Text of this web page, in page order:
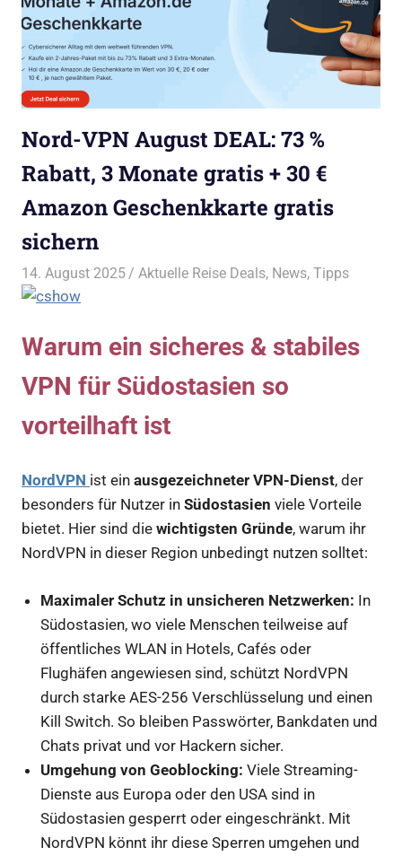
Nord-VPN August DEAL: 73 %
Rabatt, 3 Monate gratis + 30 €
Amazon Geschenkkarte gratis
sichern
14. August 2025 Bruno Müller
Aktuelle Reise Deals, News,Tipps
Warum ein sicheres & stabiles
VPN für Südostasien so
vorteilhaft ist
NordVPN ist ein ausgezeichneter VPN-Dienst, der
besonders für Nutzer in Südostasien viele Vorteile
bietet. Hier sind die wichtigsten Gründe, warum ihr
NordVPN in dieser Region unbedingt nutzen solltet:
Maximaler Schutz in unsicheren Netzwerken: In
Südostasien, wo viele Menschen teilweise auf
öffentliches WLAN in Hotels, Cafés oder
Flughäfen angewiesen sind, schützt NordVPN
durch starke AES-256 Verschlüsselung und einen
Kill Switch. So bleiben Passwörter, Bankdaten und
Chats privat und vor Hackern sicher.
Umgehung von Geoblocking: Viele Streaming-
Dienste aus Europa oder den USA sind in
Südostasien gesperrt oder eingeschränkt. Mit
NordVPN könnt ihr diese Sperren umgehen und